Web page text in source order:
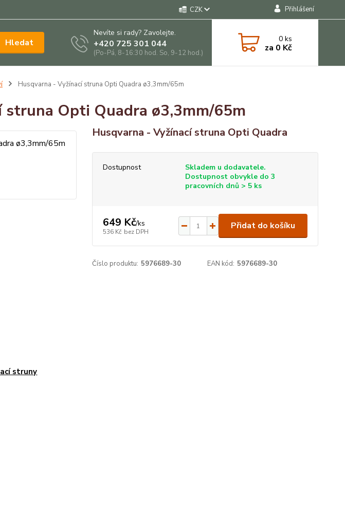
CZK Přihlášení
Hledat
Nevíte si rady? Zavolejte.
+420 725 301 044
(Po-Pá, 8-16:30 hod. So, 9-12 hod.)
0ks
za 0 Kč
Husqvarna - Vyžínací struna Opti Quadra ø3,3mm/65m
struna Opti Quadra ø3,3mm/65m
Husqvarna - Vyžínací struna Opti Quadra
Dostupnost
Skladem u dodavatele.
Dostupnost obvykle do 3
pracovních dnů > 5 ks
649 Kč/ks
536 Kč bez DPH
Přidat do košíku
Číslo produktu: 5976689-30 EAN kód: 5976689-30
struny